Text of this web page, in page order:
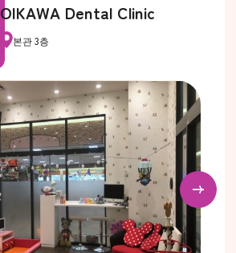
OIKAWA Dental Clinic
본관 3층